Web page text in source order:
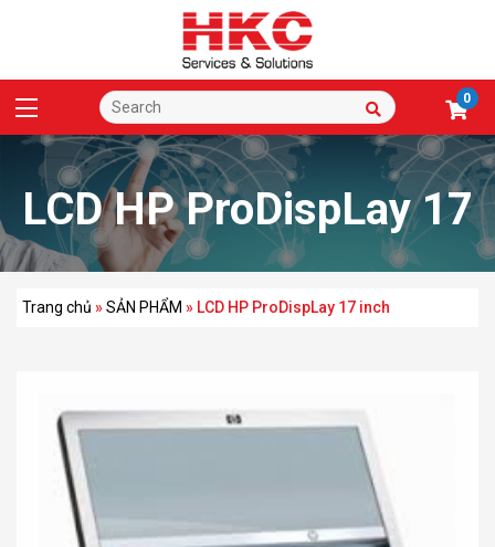
0
LCD HP ProDispLay 17
inch
Trang chủ »SẢN PHẨM » LCD HP ProDispLay 17 inch